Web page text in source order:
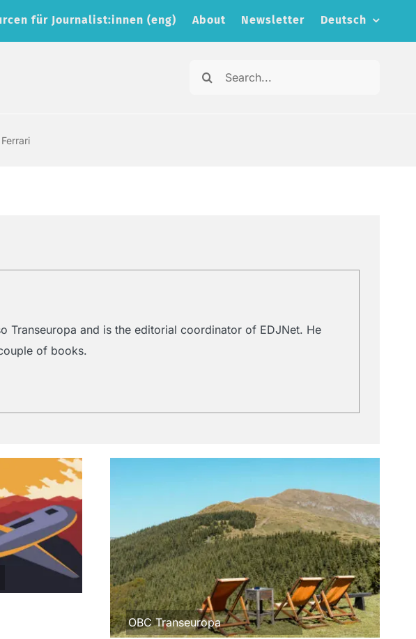
für Journalist:innen (eng) About Newsletter Deutsch
Search
Transeuropa and is the editorial coordinator of EDJNet. He
of books.
OBC Transeuropa